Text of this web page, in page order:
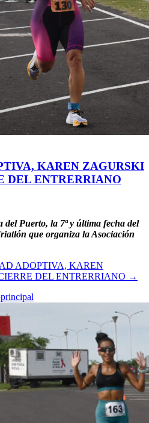
KAREN ZAGURSKI
DEL ENTRERRIANO
del Puerto, la 7ª y última fecha del
que organiza la Asociación
ADOPTIVA, KAREN
DEL ENTRERRIANO →
principal